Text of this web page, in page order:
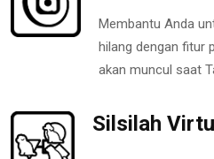
Membantu Anda
hilang dengan fitur
akan muncul saat
Silsilah